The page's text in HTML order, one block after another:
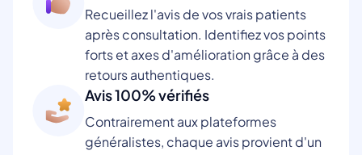
Recueillez l'avis de vos vrais patients
après consultation. Identifiez vos points
forts et axes d'amélioration grâce à des
retours authentiques.
Avis 100% vérifiés
Contrairement aux plateformes
généralistes, chaque avis provient d'un